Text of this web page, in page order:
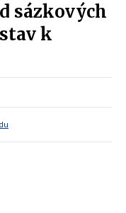
sázkových
k